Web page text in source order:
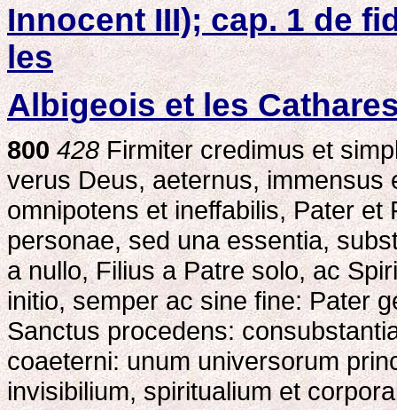
Innocent III); cap. 1 de
les
Albigeois et les
800 428Firmiter credimus et
verus Deus, aeternus, immensus
omnipotens et ineffabilis, Pater
personae, sed una essentia,
a nullo, Filius a Patre solo, ac
initio, semper ac sine fine: Pater
Sanctus procedens:
coaeterni: unum universorum
invisibilium, spiritualium et